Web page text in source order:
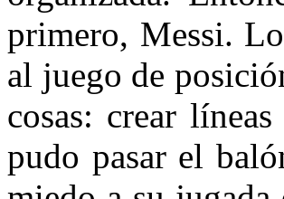
primero, Messi.
al juego de
cosas: crear
pudo pasar el